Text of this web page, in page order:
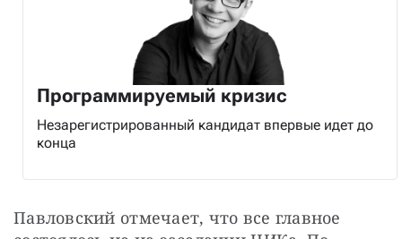
Программируемый кризис
Незарегистрированный кандидат впервые идет до
конца
Павловский отмечает, что все главное